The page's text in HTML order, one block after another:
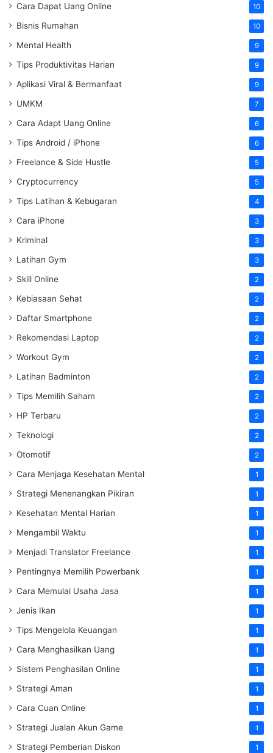
Cara Dapat Uang Online 10
Bisnis Rumahan 10
Mental Health 9
Tips Produktivitas Harian 9
Aplikasi Viral & Bermanfaat 9
UMKM 7
Cara Adapt Uang Online 6
Tips Android / iPhone 6
Freelance & Side Hustle 5
Cryptocurrency 5
Tips Latihan & Kebugaran 4
Cara iPhone 3
Kriminal 3
Latihan Gym 3
Skill Online 2
Kebiasaan Sehat 2
Daftar Smartphone 2
Rekomendasi Laptop 2
Workout Gym 2
Latihan Badminton 2
Tips Memilih Saham 2
HP Terbaru 2
Teknologi 2
Otomotif 2
Cara Menjaga Kesehatan Mental 1
Strategi Menenangkan Pikiran 1
Kesehatan Mental Harian 1
Mengambil Waktu 1
Menjadi Translator Freelance 1
Pentingnya Memilih Powerbank 1
Cara Memulai Usaha Jasa 1
Jenis Ikan 1
Tips Mengelola Keuangan 1
Cara Menghasilkan Uang 1
Sistem Penghasilan Online 1
Strategi Aman 1
Cara Cuan Online 1
Strategi Jualan Akun Game 1
Strategi Pemberian Diskon 1